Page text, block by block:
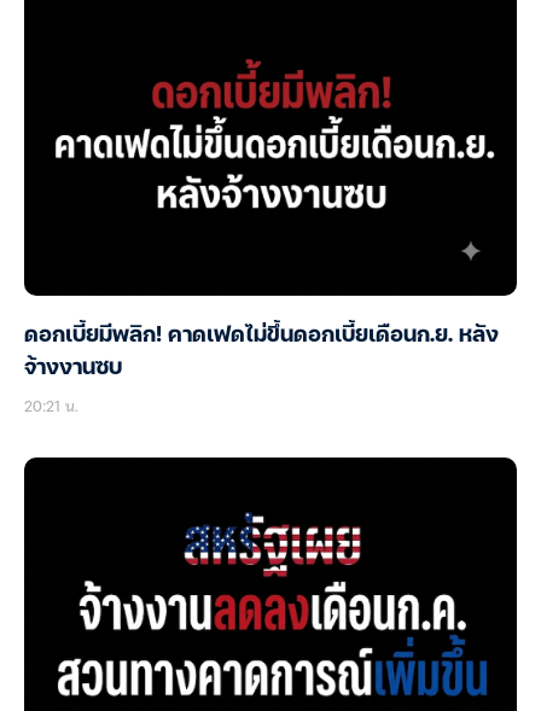
ดอกเบี้ยมีพลิก! คาดเฟดไม่ขึ้นดอกเบี้ยเดือนก.ย. หลัง
จ้างงานซบ
20:21 น.